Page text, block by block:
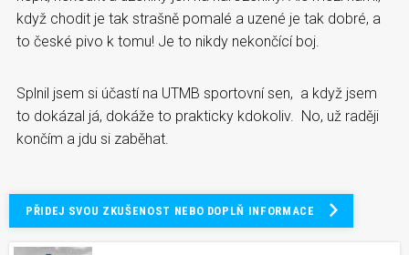
když chodit je tak strašně pomalé a uzené je tak dobré, a
to české pivo k tomu! Je to nikdy nekončící boj.
Splnil jsem si účastí na UTMB sportovní sen, a když jsem
to dokázal já, dokáže to prakticky kdokoliv. No, už raději
končím a jdu si zaběhat.
PŘIDEJ SVOU ZKUŠENOST NEBO DOPLŇ INFORMACE